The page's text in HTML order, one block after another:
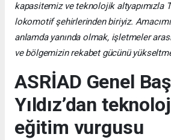
kapasitemiz ve teknolojik altyapımızla
lokomotif şehirlerinden biriyiz.
anlamda yanında olmak, işletmeler
ve bölgemizin rekabet gücünü
ASRİAD Genel
Yıldız’dan
eğitim vurgusu